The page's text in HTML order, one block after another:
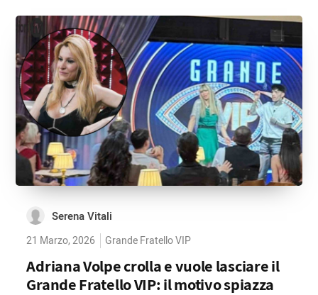
Serena Vitali
21 Marzo, 2026 Grande Fratello VIP
Adriana Volpe crolla e vuole lasciare il
Grande Fratello VIP: il motivo spiazza